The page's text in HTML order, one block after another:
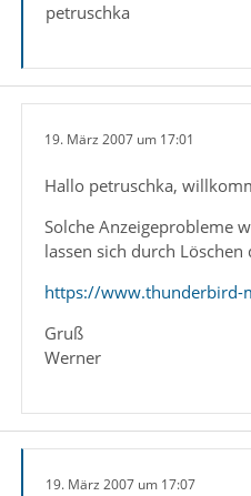
petruschka
19. März 2007 um 17:01
Hallo petruschka,
Solche Anzeigeprobleme
lassen sich durch
https://www.thunderbird-
Gruß
Werner
19. März 2007 um 17:07